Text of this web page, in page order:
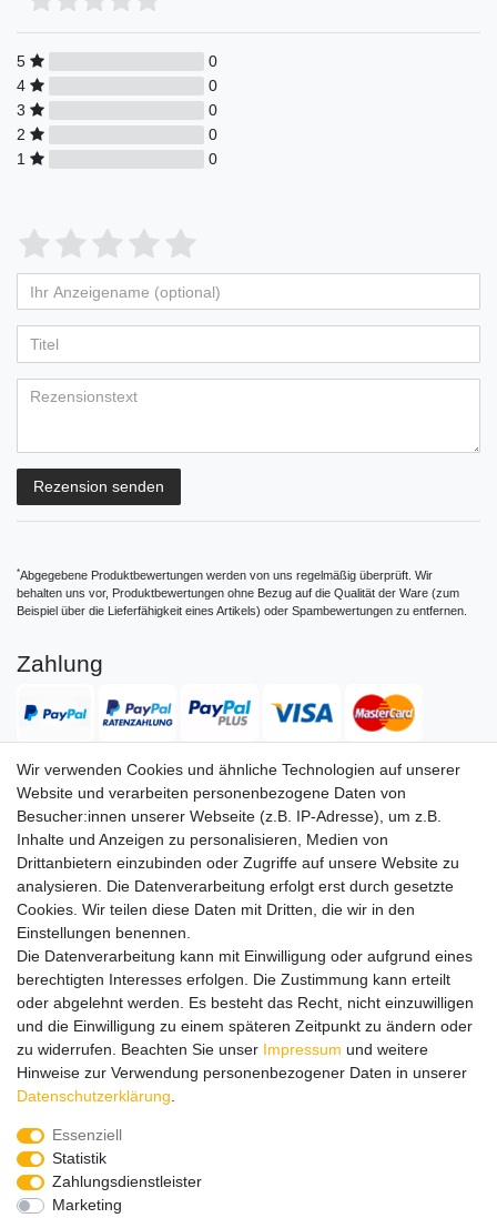
5
0
4
0
3
0
2
0
1
0
Bewertungssterne
von
5
Bewertungssternen
4
von
5
Bewertungssternen
3
von
5
Bewertungssternen
2
von
5
Bewertungssternen
1
von
5
Bewertungssternen
Anzeigename
(optional)
Rezension senden
*Abgegebene Produktbewertungen werden von uns regelmäßig überprüft. Wir
behalten uns vor, Produktbewertungen ohne Bezug auf die Qualität der Ware (zum
Beispiel über die Lieferfähigkeit eines Artikels) oder Spambewertungen zu entfernen.
Zahlung
Versand
Service Service
Info Info
Kontakt Kontakt
ImpressumAGB DatenschutzWiderruf Vertrag widerrufen
Alle Preise in Euro inkl. gesetzl. MwSt. zzgl.Versandkosten
nicht anders beschrieben. Änderungen und Irrtümer vorbehalten.
Abbildungen ähnlich.
Wir versenden in die folgenden Länder
Wir verwenden Cookies und ähnliche Technologien auf unserer
Website und verarbeiten personenbezogene Daten von
Besucher:innen unserer Webseite (z.B. IP-Adresse), um z.B.
Inhalte und Anzeigen zu personalisieren, Medien von
Drittanbietern einzubinden oder Zugriffe auf unsere Website zu
analysieren. Die Datenverarbeitung erfolgt erst durch gesetzte
Cookies. Wir teilen diese Daten mit Dritten, die wir in den
Einstellungen benennen.
Die Datenverarbeitung kann mit Einwilligung oder aufgrund eines
berechtigten Interesses erfolgen. Die Zustimmung kann erteilt
oder abgelehnt werden. Es besteht das Recht, nicht einzuwilligen
und die Einwilligung zu einem späteren Zeitpunkt zu ändern oder
zu widerrufen. Beachten Sie unser Impressum und weitere
Hinweise zur Verwendung personenbezogener Daten in unserer
Daten­schutz­erklärung
Essenziell
Statistik
Zahlungsdienstleister
Marketing